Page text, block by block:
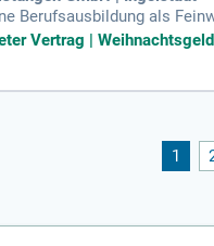
Berufsausbildung als
Komponenten
Vertrag |
1